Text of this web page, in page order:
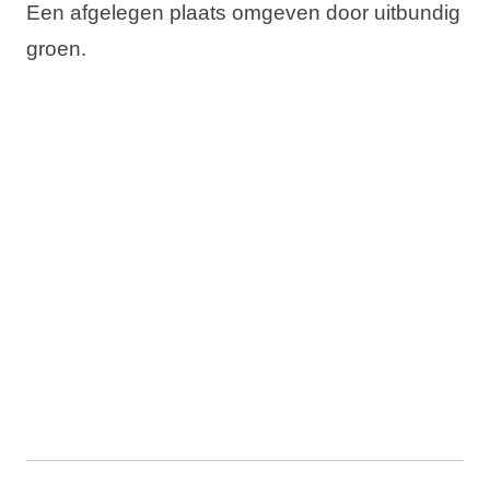
Een afgelegen plaats omgeven door uitbundig
groen.